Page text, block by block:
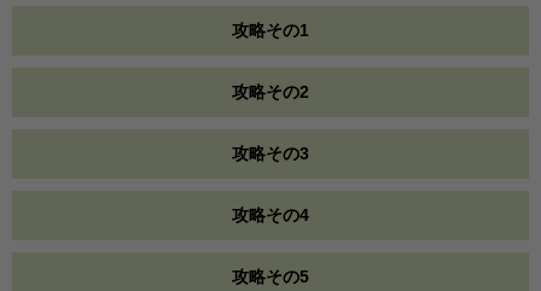
攻略その1
攻略その2
攻略その3
攻略その4
攻略その5